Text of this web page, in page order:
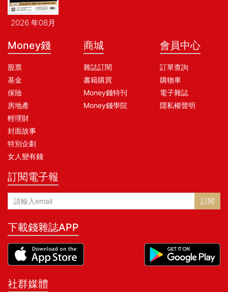
2026 年08月
Money錢
股票
基金
保險
房地產
輕理財
封面故事
特別企劃
女人變有錢
商城
雜誌訂閱
書籍購買
Money錢特刊
Money錢學院
會員中心
訂單查詢
購物車
電子雜誌
隱私權聲明
訂閱電子報
訂閱
下載錢雜誌APP
社群媒體